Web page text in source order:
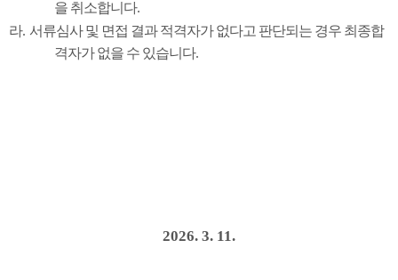
을 취소합니다.
라. 서류심사 및 면접 결과 적격자가 없다고 판단되는 경우 최종합
격자가 없을 수 있습니다.
2026. 3. 11.